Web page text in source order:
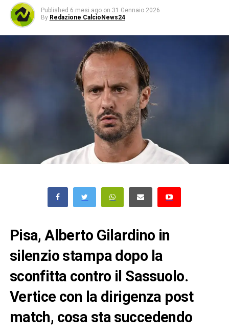
Published 6 mesi ago on 31 Gennaio 2026
By Redazione CalcioNews24
Pisa, Alberto Gilardino in
silenzio stampa dopo la
sconfitta contro il Sassuolo.
Vertice con la dirigenza post
match, cosa sta succedendo